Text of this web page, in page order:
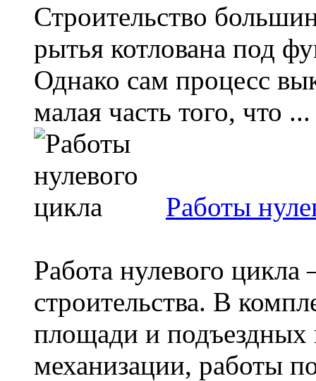
Строительство
рытья котлована под
Однако сам процесс
малая часть того, что ...
Работы
Работа нулевого цикла
строительства. В
площади и подъездных
механизации, работы